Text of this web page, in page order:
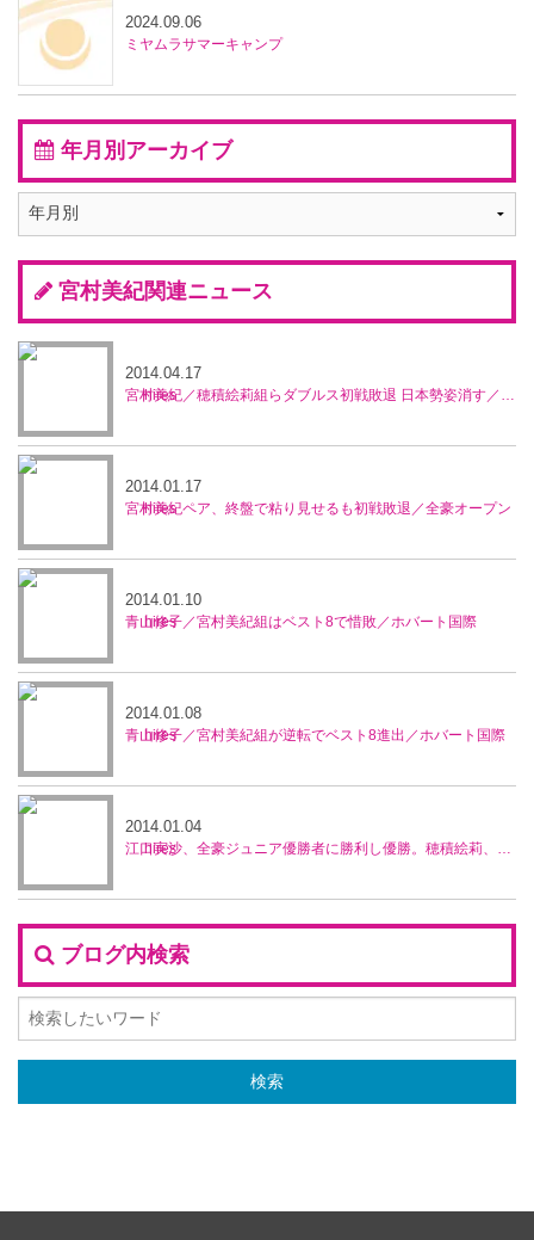
ミヤムラサマーキャンプ
2024.09.06
年月別アーカイブ
宮村美紀関連ニュース
宮村美紀／穂積絵莉組らダブルス初戦敗退 日本勢姿消す／マレーシア・オープン
2014.04.17
宮村美紀ペア、終盤で粘り見せるも初戦敗退／全豪オープン
2014.01.17
青山修子／宮村美紀組はベスト8で惜敗／ホバート国際
2014.01.10
青山修子／宮村美紀組が逆転でベスト8進出／ホバート国際
2014.01.08
江口実沙、全豪ジュニア優勝者に勝利し優勝。穂積絵莉、宮村美紀ペアが準優勝／ブルネイ5万ドル大会
2014.01.04
ブログ内検索